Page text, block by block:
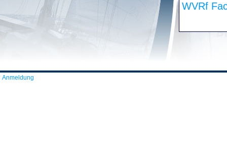
WVRf
Anmeldung